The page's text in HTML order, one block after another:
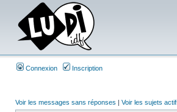
Connexion Inscription
Voir les messages sans réponses | Voir les sujets